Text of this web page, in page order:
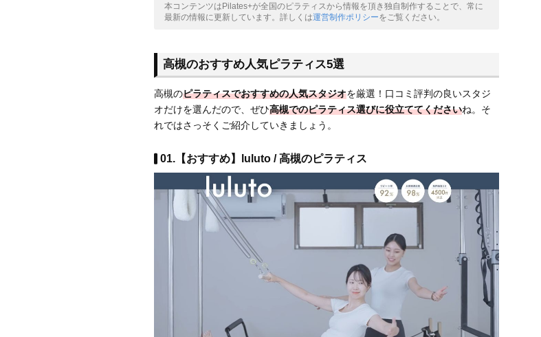
本コンテンツはPilates+が全国のピラティスから情報を頂き独自制作することで、常に
最新の情報に更新しています。詳しくは運営制作ポリシーをご覧ください。
高槻のおすすめ人気ピラティス5選
高槻のピラティスでおすすめの人気スタジオを厳選！口コミ評判の良いスタジ
オだけを選んだので、ぜひ高槻でのピラティス選びに役立ててくださいね。そ
れではさっそくご紹介していきましょう。
01.【おすすめ】luluto / 高槻のピラティス